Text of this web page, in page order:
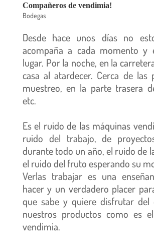
Compañeros de vendimia!
Bodegas
Desde hace unos días no
acompaña a cada momento y
lugar. Por la noche, en la
casa al atardecer. Cerca de las
muestreo, en la parte trasera
etc.
Es el ruido de las máquinas
ruido del trabajo, de
durante todo un año, el ruido de
el ruido del fruto esperando su
Verlas trabajar es una
hacer y un verdadero placer
que sabe y quiere disfrutar del
nuestros productos como es
vendimia.